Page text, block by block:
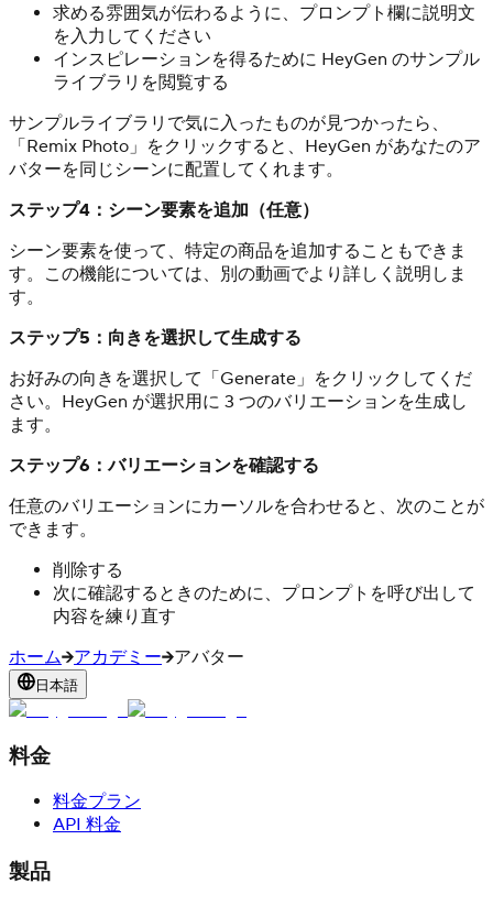
求める雰囲気が伝わるように、プロンプト欄に説明文
を入力してください
インスピレーションを得るために HeyGen のサンプル
ライブラリを閲覧する
サンプルライブラリで気に入ったものが見つかったら、
「Remix Photo」をクリックすると、HeyGen があなたのア
バターを同じシーンに配置してくれます。
ステップ4：シーン要素を追加（任意）
シーン要素を使って、特定の商品を追加することもできま
す。この機能については、別の動画でより詳しく説明しま
す。
ステップ5：向きを選択して生成する
お好みの向きを選択して「Generate」をクリックしてくだ
さい。HeyGen が選択用に 3 つのバリエーションを生成し
ます。
ステップ6：バリエーションを確認する
任意のバリエーションにカーソルを合わせると、次のことが
できます。
削除する
次に確認するときのために、プロンプトを呼び出して
内容を練り直す
ホーム
アカデミー アバター
日本語
料金
料金プラン
API 料金
製品